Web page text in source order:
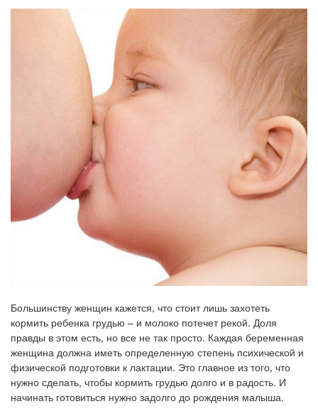
Большинству женщин кажется, что стоит лишь захотеть
кормить ребенка грудью – и молоко потечет рекой. Доля
правды в этом есть, но все не так просто. Каждая беременная
женщина должна иметь определенную степень психической и
физической подготовки к лактации. Это главное из того, что
нужно сделать, чтобы кормить грудью долго и в радость. И
начинать готовиться нужно задолго до рождения малыша.